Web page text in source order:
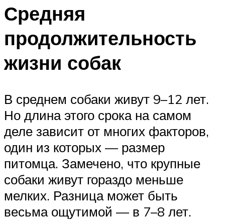
Средняя
продолжительность
жизни собак
В среднем собаки живут 9–12 лет.
Но длина этого срока на самом
деле зависит от многих факторов,
один из которых — размер
питомца. Замечено, что крупные
собаки живут гораздо меньше
мелких. Разница может быть
весьма ощутимой — в 7–8 лет.